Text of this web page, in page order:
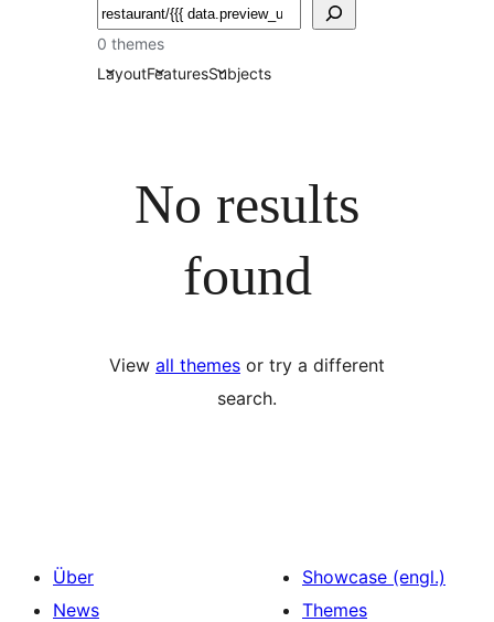
Suchen
0 themes
LayoutFeaturesSubjects
No results
found
View all themes or try a different
search.
Über
News
Showcase (engl.)
Themes